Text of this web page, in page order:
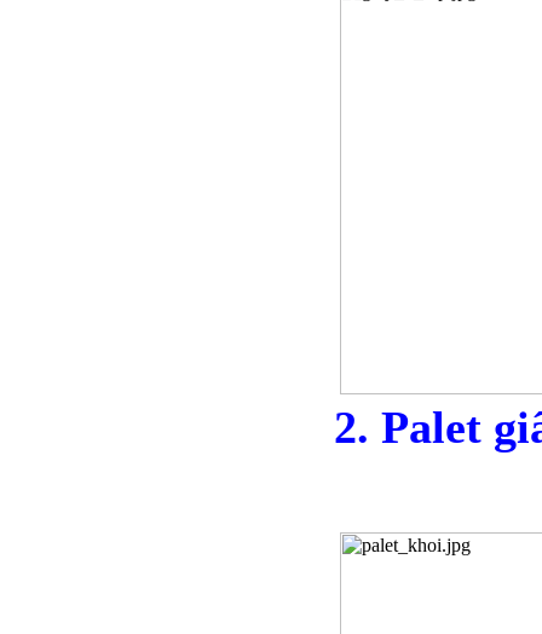
2. Palet